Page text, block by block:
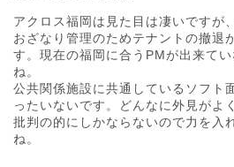
アクロス福岡は見た目は凄いですが
おざなり管理のためテナントの撤退
す。現在の福岡に合うPMが出来て
ね。
公共関係施設に共通しているソフト
ったいないです。どんなに外見がよ
批判の的にしかならないので力を入
ね。